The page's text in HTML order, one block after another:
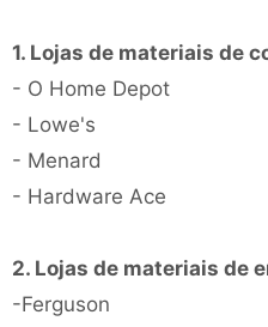
1. Lojas de materiais de
- O Home Depot
- Lowe's
- Menard
- Hardware Ace
2. Lojas de materiais de
-Ferguson